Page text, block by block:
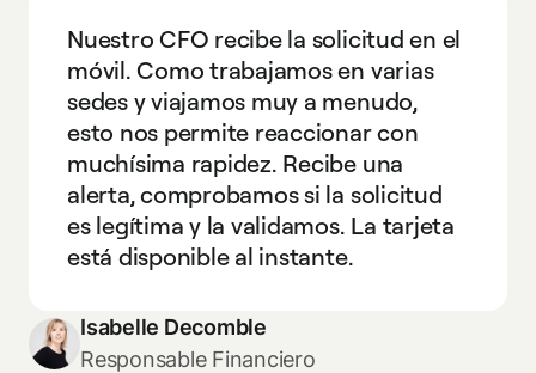
Nuestro CFO recibe la solicitud en el
móvil. Como trabajamos en varias
sedes y viajamos muy a menudo,
esto nos permite reaccionar con
muchísima rapidez. Recibe una
alerta, comprobamos si la solicitud
es legítima y la validamos. La tarjeta
está disponible al instante.
Isabelle Decomble
Responsable Financiero